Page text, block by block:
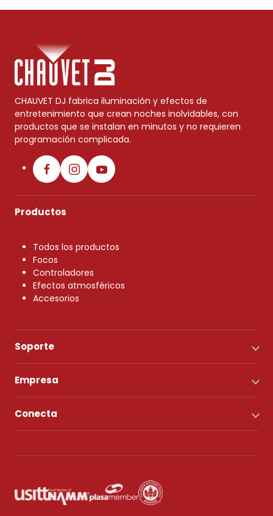
CHAUVET DJ fabrica iluminación y efectos de
entretenimiento que crean noches inolvidables, con
productos que se instalan en minutos y no requieren
programación complicada.
Productos
Todos los productos
Focos
Controladores
Efectos atmosféricos
Accesorios
Soporte
Empresa
Conecta